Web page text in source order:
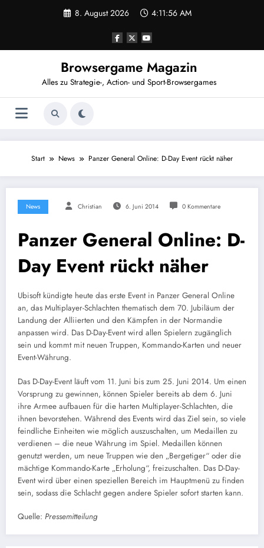
8. August 2026 4:11:57 AM
Browsergame Magazin
Alles zu Strategie-, Action- und Sport-Browsergames
Start News Panzer General Online: D-Day Event rückt näher
News Christian 6. Juni 2014 0 Kommentare
Panzer General Online: D-
Day Event rückt näher
Ubisoft kündigte heute das erste Event in Panzer General Online
an, das Multiplayer-Schlachten thematisch dem 70. Jubiläum der
Landung der Alliierten und den Kämpfen in der Normandie
anpassen wird. Das D-Day-Event wird allen Spielern zugänglich
sein und kommt mit neuen Truppen, Kommando-Karten und neuer
Event-Währung.
Das D-Day-Event läuft vom 11. Juni bis zum 25. Juni 2014. Um einen
Vorsprung zu gewinnen, können Spieler bereits ab dem 6. Juni
ihre Armee aufbauen für die harten Multiplayer-Schlachten, die
ihnen bevorstehen. Während des Events wird das Ziel sein, so viele
feindliche Einheiten wie möglich auszuschalten, um Medaillen zu
verdienen – die neue Währung im Spiel. Medaillen können
genutzt werden, um neue Truppen wie den „Bergetiger“ oder die
mächtige Kommando-Karte „Erholung“, freizuschalten. Das D-Day-
Event wird über einen speziellen Bereich im Hauptmenü zu finden
sein, sodass die Schlacht gegen andere Spieler sofort starten kann.
Quelle: Pressemitteilung